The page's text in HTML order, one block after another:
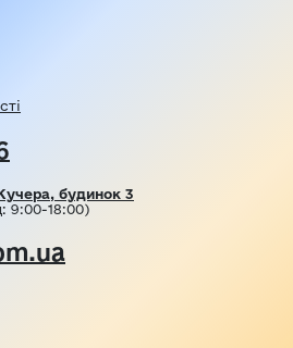
будинок 3
9:00-18:00)